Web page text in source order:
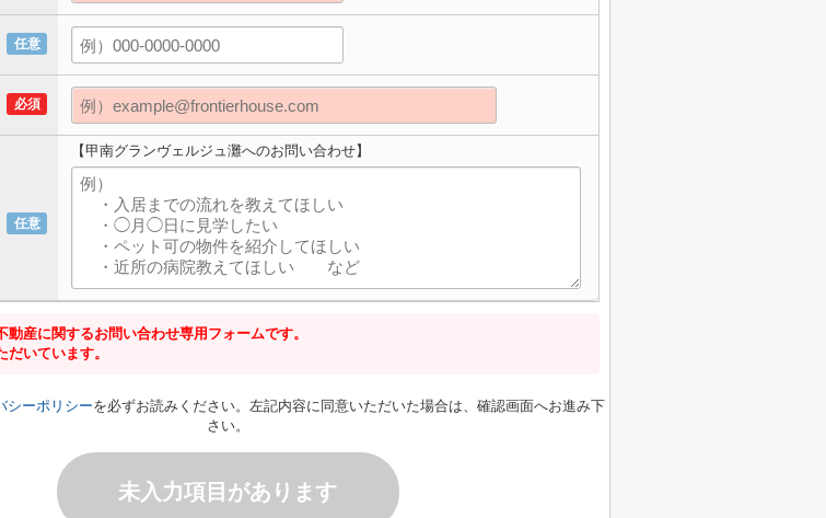
任意
必須
任意
【甲南グランヴェルジュ灘へのお問い合わせ】
動産に関するお問い合わせ専用フォームです。
いています。
シーポリシーを必ずお読みください。左記内容に同意いただいた場合は、確認画面へお進み下
さい。
未入力項目があります